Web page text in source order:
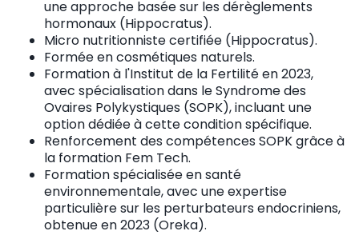
une approche basée sur les dérèglements
hormonaux (Hippocratus).
Micro nutritionniste certifiée (Hippocratus).
Formée en cosmétiques naturels.
Formation à l'Institut de la Fertilité en 2023,
avec spécialisation dans le Syndrome des
Ovaires Polykystiques (SOPK), incluant une
option dédiée à cette condition spécifique.
Renforcement des compétences SOPK grâce à
la formation Fem Tech.
Formation spécialisée en santé
environnementale, avec une expertise
particulière sur les perturbateurs endocriniens,
obtenue en 2023 (Oreka).